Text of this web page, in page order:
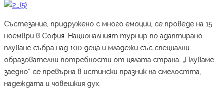
Състезание, придружено с много емоции, се проведе на 15
ноември в София. Националният турнир по адаптирано
плуване събра над 100 деца и младежи със специални
образователни потребности от цялата страна. „Плуваме
заедно“ се превърна в истински празник на смелостта,
надеждата и човешкия дух.